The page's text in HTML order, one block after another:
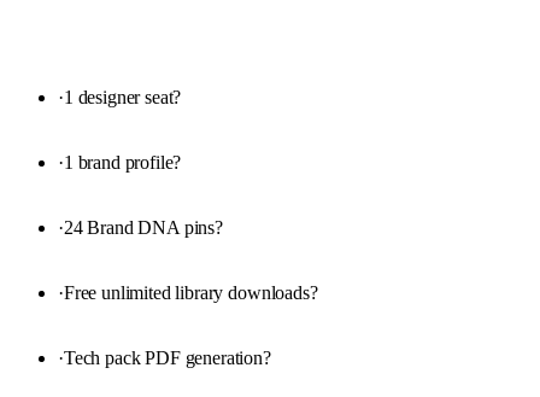
·1 designer seat?
·1 brand profile?
·24 Brand DNA pins?
·Free unlimited library downloads?
·Tech pack PDF generation?